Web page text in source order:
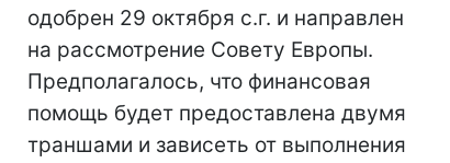
одобрен 29 октября с.г. и направлен
на рассмотрение Совету Европы.
Предполагалось, что финансовая
помощь будет предоставлена двумя
траншами и зависеть от выполнения